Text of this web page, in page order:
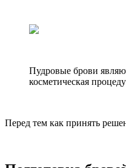
Пудровые брови
косметическая
Перед тем как принять